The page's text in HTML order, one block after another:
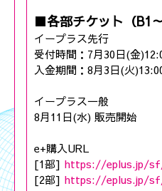
■各部チケット（B1～
イープラス先行
受付時間：7月30日(金
入金期間：8月3日(火
イープラス一般
8月11日(水) 販売開始
e+購入URL
[1部] https://eplus.jp/
[2部] https://eplus.jp/